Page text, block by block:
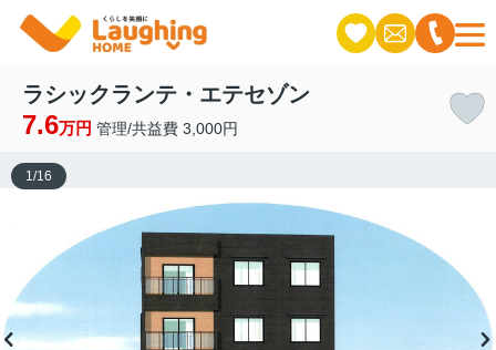
ラシックランテ・エテセゾン
7.6万円 管理/共益費 3,000円
1 /16